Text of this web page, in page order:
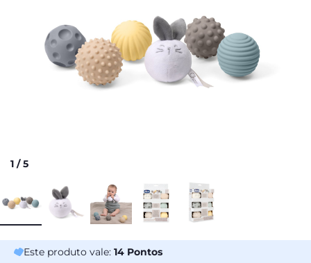
1 /5
Este produto vale: 14 Pontos